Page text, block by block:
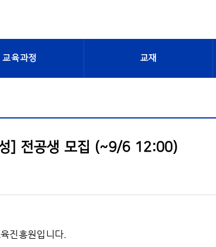
교육과정 교재
] 전공생 모집 (~9/6 12:00)
진흥원입니다.